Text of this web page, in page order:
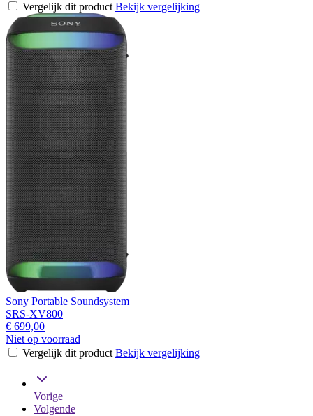
Vergelijk dit product Bekijk vergelijking
Sony Portable Soundsystem
SRS-XV800
€ 699,00
Niet op voorraad
Vergelijk dit product Bekijk vergelijking
Vorige
Volgende